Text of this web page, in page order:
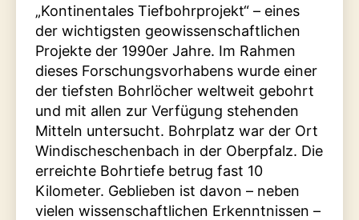
„Kontinentales Tiefbohrprojekt“ – eines
der wichtigsten geowissenschaftlichen
Projekte der 1990er Jahre. Im Rahmen
dieses Forschungsvorhabens wurde einer
der tiefsten Bohrlöcher weltweit gebohrt
und mit allen zur Verfügung stehenden
Mitteln untersucht. Bohrplatz war der Ort
Windischeschenbach in der Oberpfalz. Die
erreichte Bohrtiefe betrug fast 10
Kilometer. Geblieben ist davon – neben
vielen wissenschaftlichen Erkenntnissen –